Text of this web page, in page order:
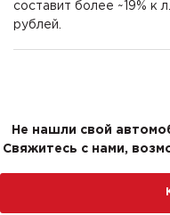
составит более ~19% к
рублей.
Не нашли свой
Свяжитесь с нами,